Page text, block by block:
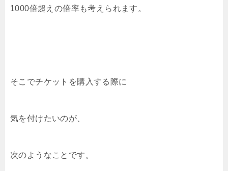
1000倍超えの倍率も考えられます。
そこでチケットを購入する際に
気を付けたいのが、
次のようなことです。